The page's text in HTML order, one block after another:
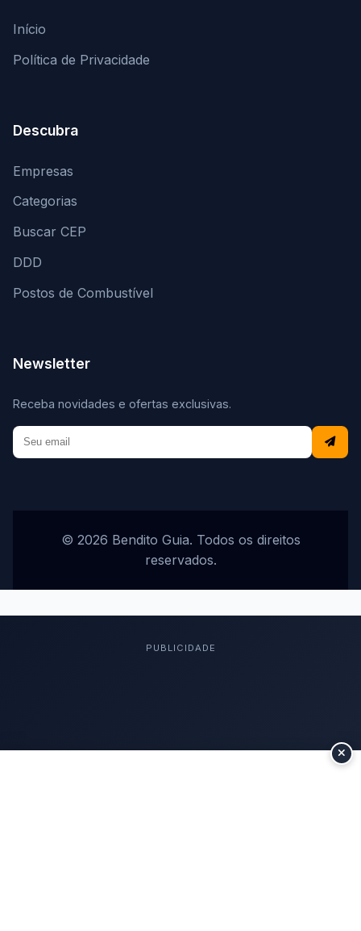
Início
Política de Privacidade
Descubra
Empresas
Categorias
Buscar CEP
DDD
Postos de Combustível
Newsletter
Receba novidades e ofertas exclusivas.
© 2026 Bendito Guia. Todos os direitos
reservados.